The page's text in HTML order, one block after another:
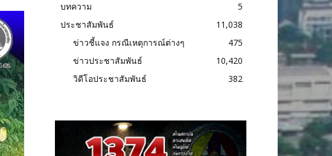
บทความ
5
ประชาสัมพันธ์
11,038
ข่าวชี้แจง กรณีเหตุการณ์ต่างๆ
475
ข่าวประชาสัมพันธ์
10,420
วิดีโอประชาสัมพันธ์
382